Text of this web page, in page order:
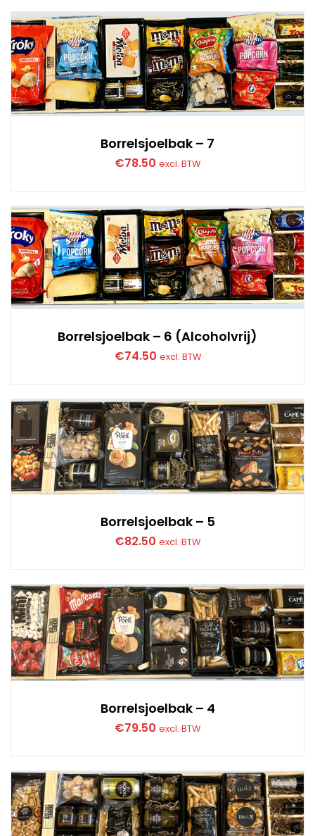
Borrelsjoelbak – 7
€78.50 excl. BTW
Borrelsjoelbak – 6 (Alcoholvrij)
€74.50 excl. BTW
Borrelsjoelbak – 5
€82.50 excl. BTW
Borrelsjoelbak – 4
€79.50 excl. BTW